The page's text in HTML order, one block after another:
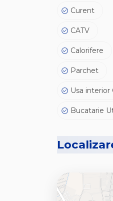
Curent
CATV
Calorifere
Parchet
Usa interior
Bucatarie